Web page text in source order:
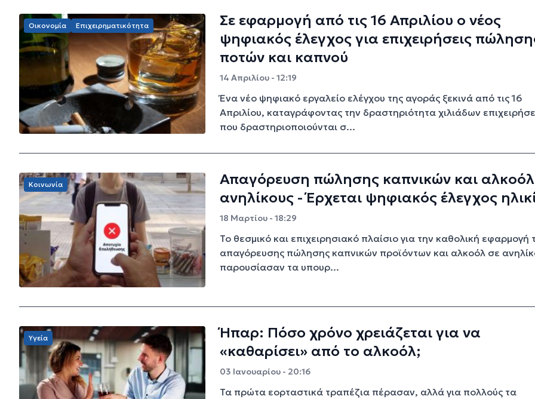
Οικονομία Επιχειρηματικότητα
Σε εφαρμογή από τις 16 Απριλίου ο νέος
ψηφιακός έλεγχος για επιχειρήσεις
ποτών και καπνού
14 Απριλίου - 12:19
Ένα νέο ψηφιακό εργαλείο ελέγχου της αγοράς ξεκινά από τις 16
Απριλίου, καταγράφοντας την δραστηριότητα χιλιάδων
που δραστηριοποιούνται σ...
Κοινωνία
Απαγόρευση πώλησης καπνικών και
ανηλίκους - Έρχεται ψηφιακός έλεγχος
18 Μαρτίου - 18:29
Το θεσμικό και επιχειρησιακό πλαίσιο για την καθολική εφαρμογή
απαγόρευσης πώλησης καπνικών προϊόντων και αλκοόλ σε
παρουσίασαν τα υπουρ...
Υγεία
Ήπαρ: Πόσο χρόνο χρειάζεται για να
«καθαρίσει» από το αλκοόλ;
03 Ιανουαρίου - 20:16
Τα πρώτα εορταστικά τραπέζια πέρασαν, αλλά για πολλούς τα